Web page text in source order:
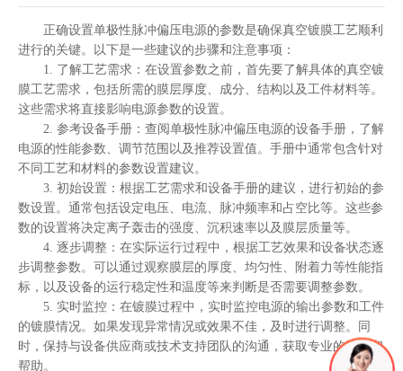
正确设置单极性脉冲偏压电源的参数是确保真空镀膜工艺顺利
进行的关键。以下是一些建议的步骤和注意事项：
1. 了解工艺需求：在设置参数之前，首先要了解具体的真空镀
膜工艺需求，包括所需的膜层厚度、成分、结构以及工件材料等。
这些需求将直接影响电源参数的设置。
2. 参考设备手册：查阅单极性脉冲偏压电源的设备手册，了解
电源的性能参数、调节范围以及推荐设置值。手册中通常包含针对
不同工艺和材料的参数设置建议。
3. 初始设置：根据工艺需求和设备手册的建议，进行初始的参
数设置。通常包括设定电压、电流、脉冲频率和占空比等。这些参
数的设置将决定离子轰击的强度、沉积速率以及膜层质量等。
4. 逐步调整：在实际运行过程中，根据工艺效果和设备状态逐
步调整参数。可以通过观察膜层的厚度、均匀性、附着力等性能指
标，以及设备的运行稳定性和温度等来判断是否需要调整参数。
5. 实时监控：在镀膜过程中，实时监控电源的输出参数和工件
的镀膜情况。如果发现异常情况或效果不佳，及时进行调整。同
时，保持与设备供应商或技术支持团队的沟通，获取专业的建议和
帮助。